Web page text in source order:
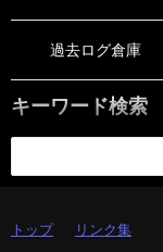
過去ログ倉庫
キーワード検索
トップ リンク集